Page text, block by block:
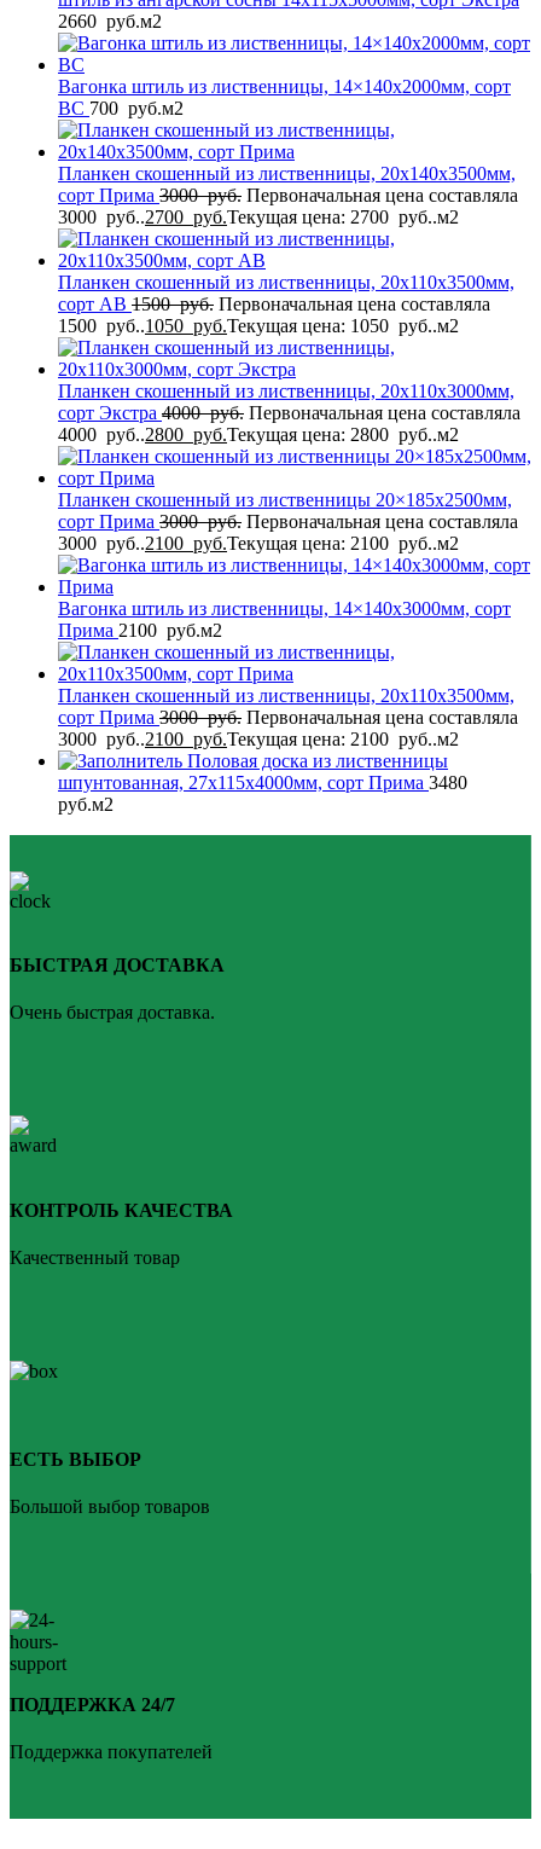
2660 руб.м2
Вагонка штиль из лиственницы, 14×140x2000мм, сорт
BС 700 руб.м2
Планкен скошенный из лиственницы, 20x140x3500мм,
сорт Прима 3000руб. Первоначальная цена составляла
3000 руб..2700 руб.Текущая цена: 2700 руб..м2
Планкен скошенный из лиственницы, 20x110x3500мм,
сорт AB 1500руб. Первоначальная цена составляла
1500 руб..1050 руб.Текущая цена: 1050 руб..м2
Планкен скошенный из лиственницы, 20x110x3000мм,
сорт Экстра 4000руб. Первоначальная цена составляла
4000 руб..2800 руб.Текущая цена: 2800 руб..м2
Планкен скошенный из лиственницы 20×185x2500мм,
сорт Прима 3000руб. Первоначальная цена составляла
3000 руб..2100 руб.Текущая цена: 2100 руб..м2
Вагонка штиль из лиственницы, 14×140x3000мм, сорт
Прима 2100 руб.м2
Планкен скошенный из лиственницы, 20x110x3500мм,
сорт Прима 3000руб. Первоначальная цена составляла
3000 руб..2100 руб.Текущая цена: 2100 руб..м2
Половая доска из лиственницы
шпунтованная, 27x115x4000мм, сорт Прима 3480
руб.м2
БЫСТРАЯ ДОСТАВКА
Очень быстрая доставка.
КОНТРОЛЬ КАЧЕСТВА
Качественный товар
ЕСТЬ ВЫБОР
Большой выбор товаров
ПОДДЕРЖКА 24/7
Поддержка покупателей